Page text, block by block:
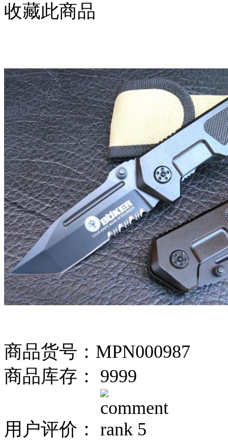
收藏此商品
商品货号：MPN000987
商品库存： 9999
用户评价：